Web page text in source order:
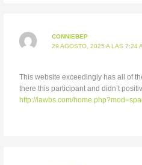
CONNIEBEP
29 AGOSTO, 2025 A LAS 7:24
This website exceedingly has all of
there this participant and didn’t
http://iawbs.com/